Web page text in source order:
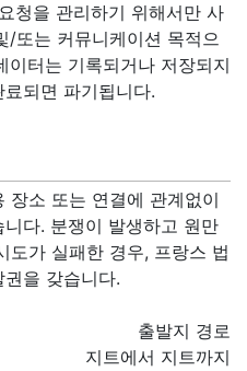
청을 관리하기 위해서만 사
/또는 커뮤니케이션 목적으
이터는 기록되거나 저장되지
되면 파기됩니다.
장소 또는 연결에 관계없이
다. 분쟁이 발생하고 원만
도가 실패한 경우, 프랑스 법
을 갖습니다.
출발지 경로
지트에서 지트까지